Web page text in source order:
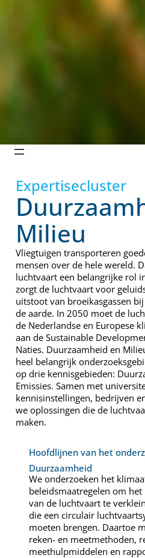
Expertisecluster
Milieu
Vliegtuigen transporteren
mensen over de hele wereld.
luchtvaart een belangrijke rol
zorgt de luchtvaart voor
uitstoot van broeikasgassen
de aarde. In 2050 moet de
de Nederlandse en Europese
aan de Sustainable
Naties. Duurzaamheid en
heel belangrijk
op drie kennisgebieden:
Emissies. Samen met
kennisinstellingen, bedrijven
we oplossingen die de
maken.
Hoofdlijnen van het
Duurzaamheid
We onderzoeken het
beleidsmaatregelen om
van de luchtvaart te
die een circulair
moeten brengen. Daartoe
reken- en meetmethoden,
meethulpmiddelen en